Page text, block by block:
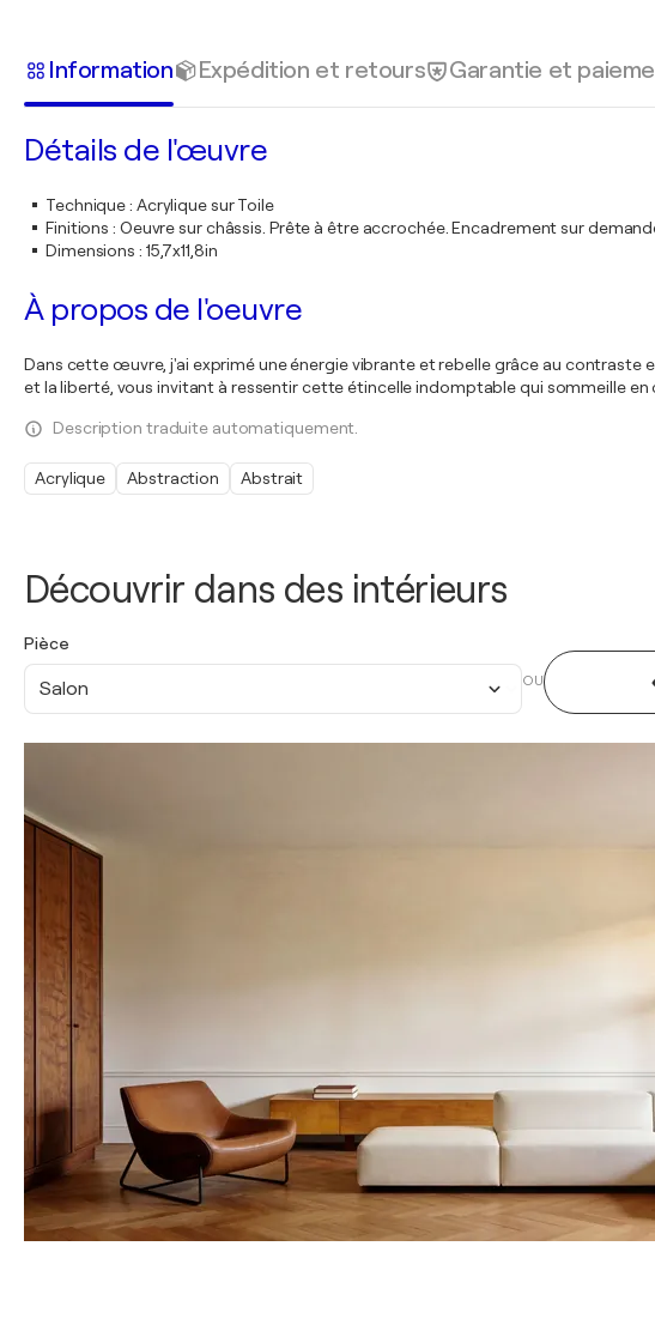
Découvrir dans des intérieurs
Pièce
Salon OU
Information Expédition et retours Garantie et
Détails de l'œuvre
Technique: Acrylique sur Toile
Finitions : Oeuvre sur châssis. Prête à être accrochée. Encadrement sur
Dimensions : 15,7x11,8in
À propos de l'oeuvre
Dans cette œuvre, j'ai exprimé une énergie vibrante et rebelle grâce au
et la liberté, vous invitant à ressentir cette étincelle indomptable qui sommeille
Description traduite automatiquement.
Acrylique Abstraction Abstrait